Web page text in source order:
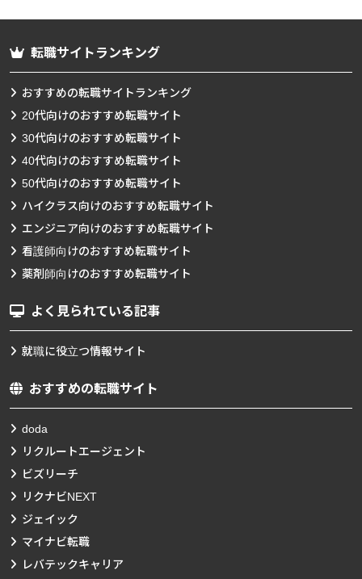
転職サイトランキング
おすすめの転職サイトランキング
20代向けのおすすめ転職サイト
30代向けのおすすめ転職サイト
40代向けのおすすめ転職サイト
50代向けのおすすめ転職サイト
ハイクラス向けのおすすめ転職サイト
エンジニア向けのおすすめ転職サイト
看護師向けのおすすめ転職サイト
薬剤師向けのおすすめ転職サイト
よく見られている記事
就職に役立つ情報サイト
おすすめの転職サイト
doda
リクルートエージェント
ビズリーチ
リクナビNEXT
ジェイック
マイナビ転職
レバテックキャリア